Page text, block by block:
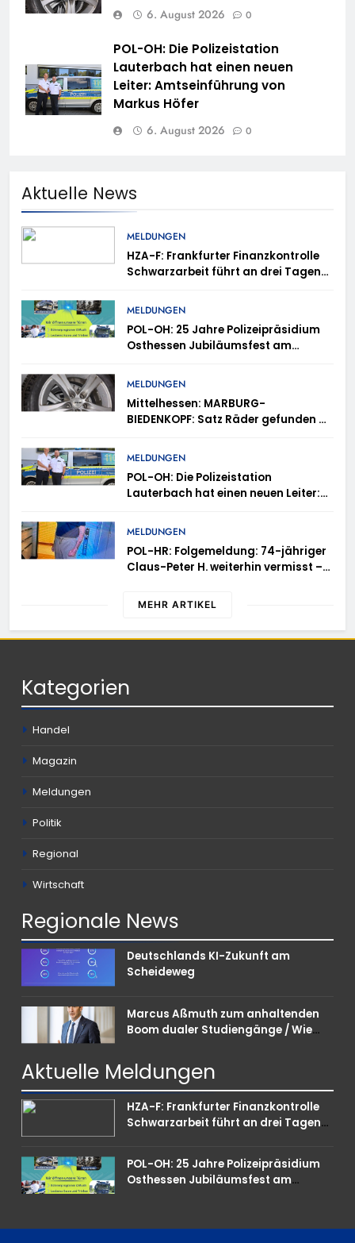
6. August 2026 0
POL-OH: Die Polizeistation
Lauterbach hat einen neuen
Leiter: Amtseinführung von
Markus Höfer
6. August 2026 0
Aktuelle News
MELDUNGEN
HZA-F: Frankfurter Finanzkontrolle
Schwarzarbeit führt an drei Tagen
Sicherheitsgewerbe durch
MELDUNGEN
POL-OH: 25 Jahre Polizeipräsidium
Osthessen Jubiläumsfest am
Bürgerinnen und Bürger erhalten
Polizeiarbeit
MELDUNGEN
Mittelhessen: MARBURG-
BIEDENKOPF: Satz Räder gefunden –
MELDUNGEN
POL-OH: Die Polizeistation
Lauterbach hat einen neuen Leiter:
MELDUNGEN
POL-HR: Folgemeldung: 74-jähriger
Claus-Peter H. weiterhin vermisst –
MEHR ARTIKEL
Kategorien
Handel
Magazin
Meldungen
Politik
Regional
Wirtschaft
Regionale News
Deutschlands KI-Zukunft am
Scheideweg
Marcus Aßmuth zum anhaltenden
Boom dualer Studiengänge / Wie
punkten können
Aktuelle Meldungen
HZA-F: Frankfurter Finanzkontrolle
Schwarzarbeit führt an drei Tagen
POL-OH: 25 Jahre Polizeipräsidium
Osthessen Jubiläumsfest am
spannende Einblicke in die